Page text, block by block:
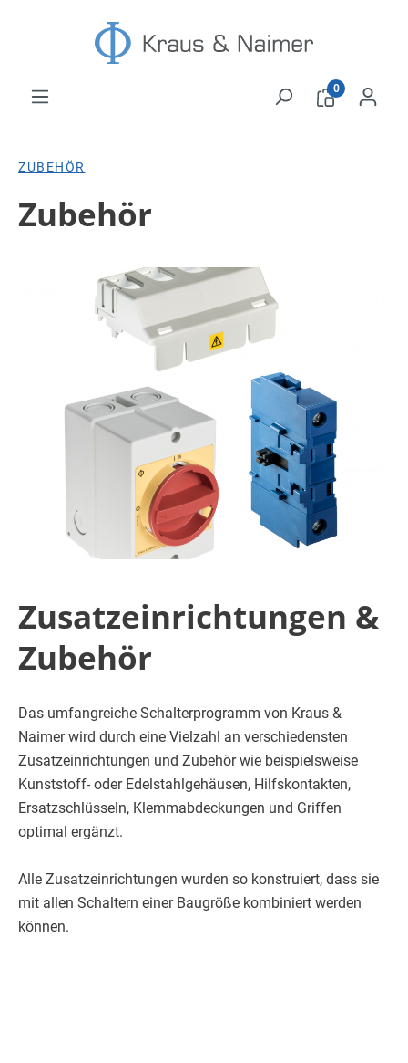
Zum Hauptinhalt springen
0
ZUBEHÖR
Zubehör
Zusatzeinrichtungen &
Zubehör
Das umfangreiche Schalterprogramm von Kraus &
Naimer wird durch eine Vielzahl an verschiedensten
Zusatzeinrichtungen und Zubehör wie beispielsweise
Kunststoff- oder Edelstahlgehäusen, Hilfskontakten,
Ersatzschlüsseln, Klemmabdeckungen und Griffen
optimal ergänzt.
Alle Zusatzeinrichtungen wurden so konstruiert, dass sie
mit allen Schaltern einer Baugröße kombiniert werden
können.